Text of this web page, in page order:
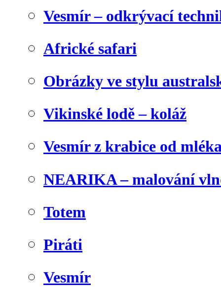
Vesmír – odkrývací
Africké safari
Obrázky ve stylu
Vikinské lodě – koláž
Vesmír z krabice od
NEARIKA – malování
Totem
Piráti
Vesmír